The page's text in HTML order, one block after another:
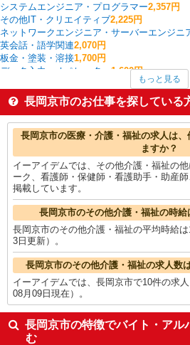
システムエンジニア・プログラマー2,357円
その他IT・クリエイティブ2,225円
ネットワークエンジニア・サーバーエンジニ
英会話・語学関連2,070円
板金・塗装・溶接1,700円
データ入力・オペレーター 1,600円
その他介護・福祉1,520円
家電・携帯販売1,500円
その他軽作業・製造・物流1,484円
長岡京市の他の職種の平均時給を見る
もっと見る
長岡京市のお仕事を探している
長岡京市の医療・介護・福祉の求人は
ますか？
イーアイデムでは、その他介護・福祉の
ーク、看護師・保健師・看護助手・助産
掲載しています。
長岡京市のその他介護・福祉の時給
長岡京市のその他介護・福祉の平均時給
3日更新）。
長岡京市のその他介護・福祉の求人数
イーアイデムでは、長岡京市で10件の求
08月09日現在）。
長岡京市の特徴でバイト・アル
む